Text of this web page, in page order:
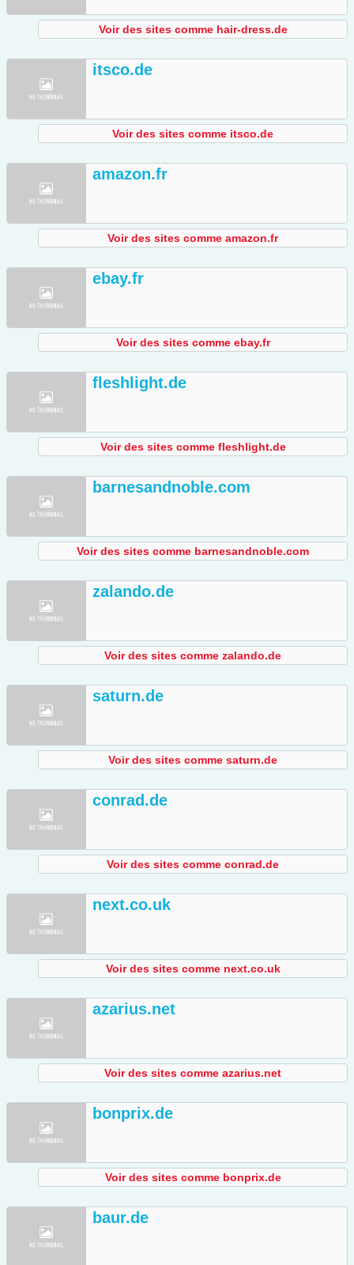
Voir des sites comme hair-dress.de
itsco.de
Voir des sites comme itsco.de
amazon.fr
Voir des sites comme amazon.fr
ebay.fr
Voir des sites comme ebay.fr
fleshlight.de
Voir des sites comme fleshlight.de
barnesandnoble.com
Voir des sites comme barnesandnoble.com
zalando.de
Voir des sites comme zalando.de
saturn.de
Voir des sites comme saturn.de
conrad.de
Voir des sites comme conrad.de
next.co.uk
Voir des sites comme next.co.uk
azarius.net
Voir des sites comme azarius.net
bonprix.de
Voir des sites comme bonprix.de
baur.de